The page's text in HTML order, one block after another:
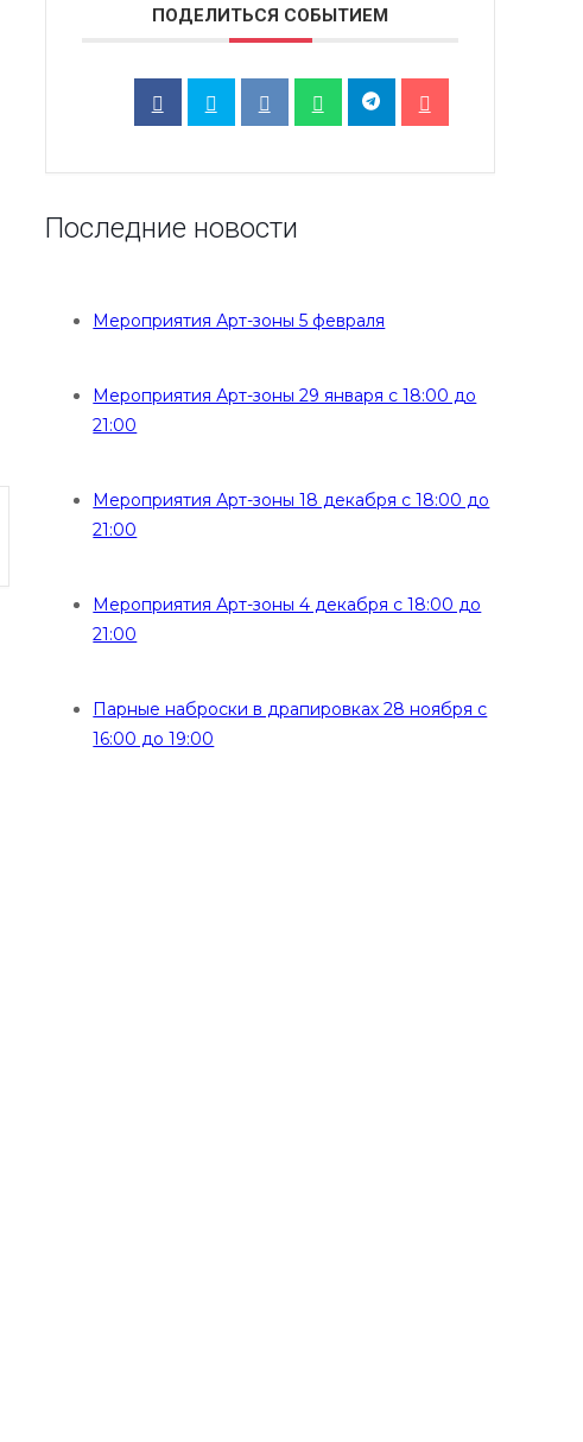
ПОДЕЛИТЬСЯ СОБЫТИЕМ
Последние новости
Мероприятия Арт-зоны 5 февраля
Мероприятия Арт-зоны 29 января с 18:00 до
21:00
Мероприятия Арт-зоны 18 декабря с 18:00 до
21:00
Мероприятия Арт-зоны 4 декабря с 18:00 до
21:00
Парные наброски в драпировках 28 ноября с
16:00 до 19:00